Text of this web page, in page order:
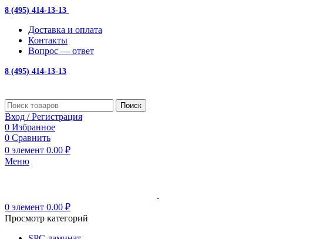
8 (495) 414-13-13
Доставка и оплата
Контакты
Вопрос — ответ
8 (495) 414-13-13
Поиск
Вход / Регистрация
0 Избранное
0 Сравнить
0 элемент 0.00 ₽
Меню
0 элемент 0.00 ₽
Просмотр категорий